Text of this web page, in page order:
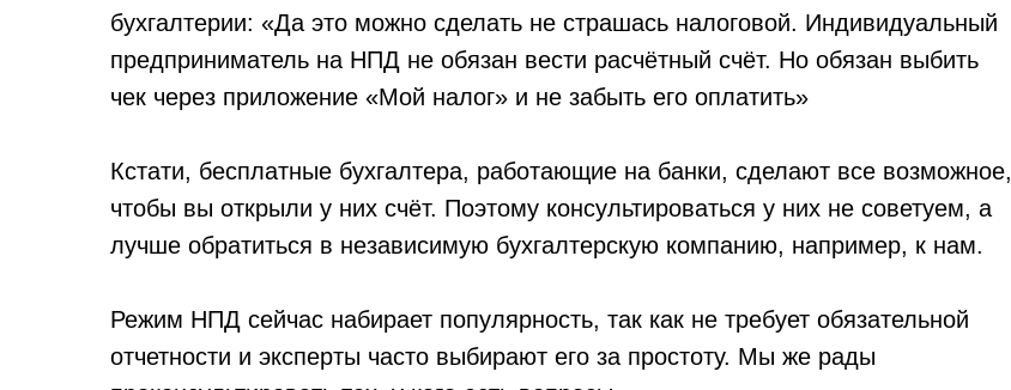
бухгалтерии: «Да это можно сделать не страшась налоговой. Индивидуальный
предприниматель на НПД не обязан вести расчётный счёт. Но обязан выбить
чек через приложение «Мой налог» и не забыть его оплатить»
Кстати, бесплатные бухгалтера, работающие на банки, сделают все возможное,
чтобы вы открыли у них счёт. Поэтому консультироваться у них не советуем, а
лучше обратиться в независимую бухгалтерскую компанию, например, к нам.
Режим НПД сейчас набирает популярность, так как не требует обязательной
отчетности и эксперты часто выбирают его за простоту. Мы же рады